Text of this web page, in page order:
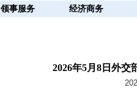
领事服务 经济商务
2026年5月8日外交